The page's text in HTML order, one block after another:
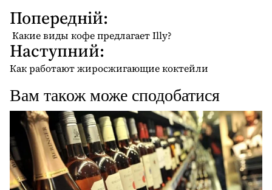
Н
а
в
і
а
ц
я
з
а
Попередній:
Какие виды кофе предлагает Illy?
Наступний:
Как работают жиросжигающие коктейли
Вам також може сподобатися